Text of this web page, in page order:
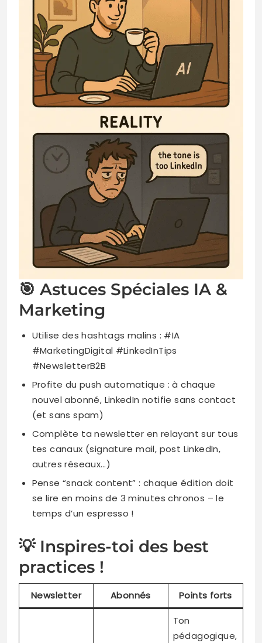
🎯 Astuces Spéciales IA &
Marketing
Utilise des hashtags malins : #IA
#MarketingDigital #LinkedInTips
#NewsletterB2B
Profite du push automatique : à chaque
nouvel abonné, LinkedIn notifie sans contact
(et sans spam)
Complète ta newsletter en relayant sur tous
tes canaux (signature mail, post LinkedIn,
autres réseaux…)
Pense “snack content” : chaque édition doit
se lire en moins de 3 minutes chronos – le
temps d’un espresso !
💡 Inspires-toi des best
practices !
Newsletter Abonnés Points forts
Ton
pédagogique,